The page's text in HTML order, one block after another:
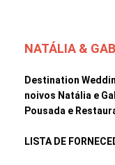
NATÁLIA &
Destination
noivos Natália e
Pousada e
LISTA DE